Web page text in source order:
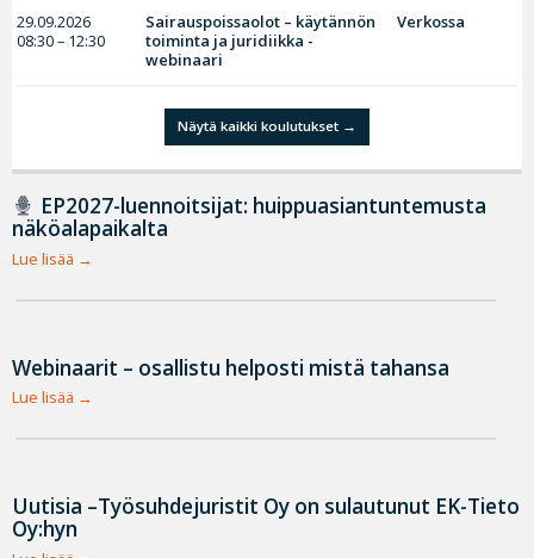
29.09.2026
08:30 – 12:30
Sairauspoissaolot – käytännön
toiminta ja juridiikka -
webinaari
Verkossa
Näytä kaikki koulutukset
EP2027-luennoitsijat: huippuasiantuntemusta
näköalapaikalta
Lue lisää
Webinaarit – osallistu helposti mistä tahansa
Lue lisää
Uutisia –Työsuhdejuristit Oy on sulautunut EK-Tieto
Oy:hyn